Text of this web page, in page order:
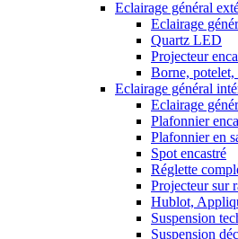
Eclairage général
Eclairage
Quartz LED
Projecteur
Borne,
Eclairage général
Eclairage
Plafonnier
Plafonnier en
Spot encastré
Réglette
Projecteur sur
Hublot,
Suspension
Suspension